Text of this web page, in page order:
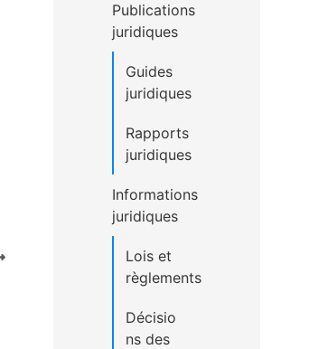
Publications
juridiques
Guides
juridiques
Rapports
juridiques
Informations
juridiques
Lois et
règlements
Décisio
ns des